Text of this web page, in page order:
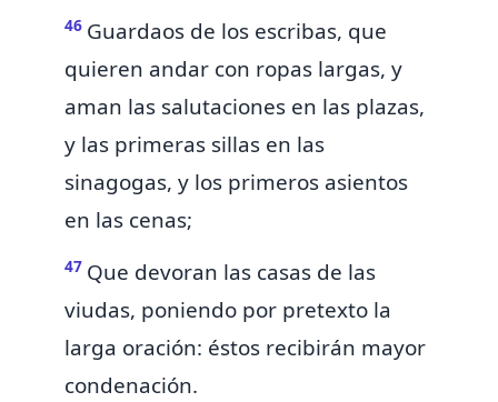
46 Guardaos de los escribas, que
quieren andar con ropas largas, y
aman las salutaciones en las plazas,
y las primeras sillas en las
sinagogas, y los primeros asientos
en las cenas;
47 Que devoran las casas de las
viudas, poniendo por pretexto la
larga oración: éstos recibirán mayor
condenación.